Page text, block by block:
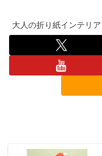
大人の折り紙インテリ